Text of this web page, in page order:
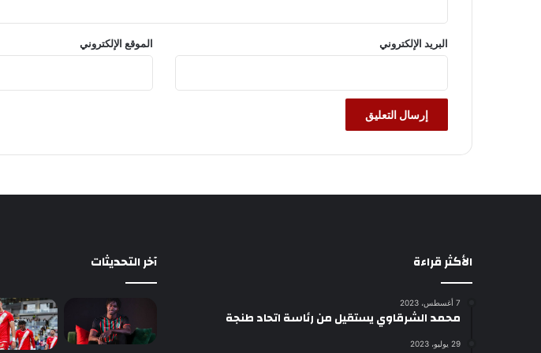
البريد الإلكتروني الموقع الإلكتروني
الأكثر قراءة
7 أغسطس، 2023
محمد الشرقاوي يستقيل من رئاسة اتحاد طنجة
29 يوليو، 2023
آخر التحديثات